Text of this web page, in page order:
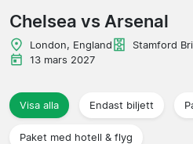
Lag
Ligor
Resebyråer
Chelsea vs Arsenal
London, England Stamford
13 mars 2027
Visa alla Endast biljett
Paket med hotell & flyg